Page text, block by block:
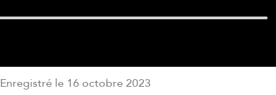
Enregistré le 16 octobre 2023